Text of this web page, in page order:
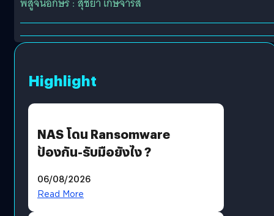
Highlight
NAS โดน Ransomware
ป้องกัน-รับมือยังไง ?
06/08/2026
Read More